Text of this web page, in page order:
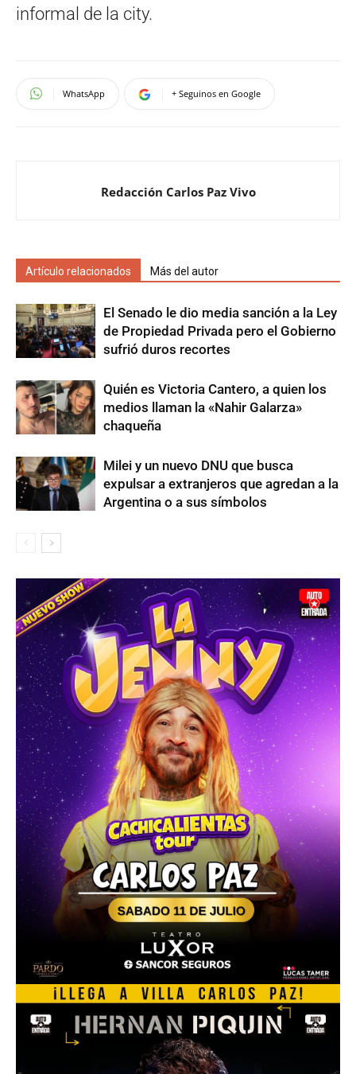
informal de la city.
WhatsApp + Seguinos en Google
Redacción Carlos Paz Vivo
Artículo relacionados Más del autor
El Senado le dio media sanción a la Ley
de Propiedad Privada pero el Gobierno
sufrió duros recortes
Quién es Victoria Cantero, a quien los
medios llaman la «Nahir Galarza»
chaqueña
Milei y un nuevo DNU que busca
expulsar a extranjeros que agredan a la
Argentina o a sus símbolos